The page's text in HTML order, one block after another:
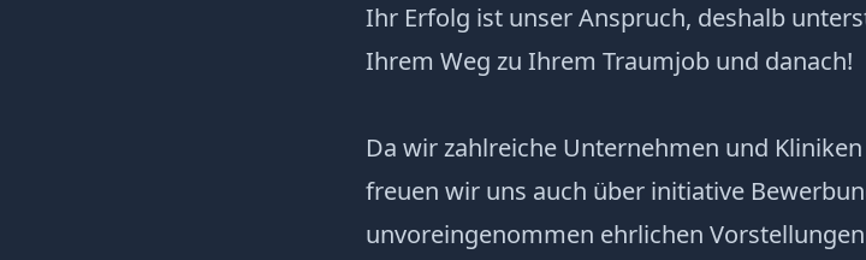
Ihr Erfolg ist unser Anspruch, deshalb
Ihrem Weg zu Ihrem Traumjob und danach!
Da wir zahlreiche Unternehmen und
freuen wir uns auch über initiative
unvoreingenommen ehrlichen